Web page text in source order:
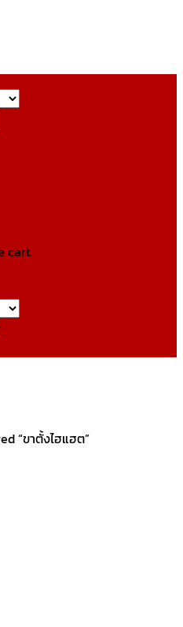
cart.
“ขาตั้งไฮแฮต”